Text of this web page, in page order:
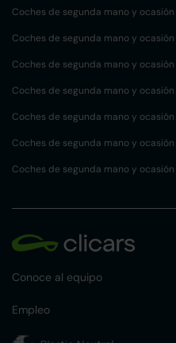
Coches de segunda mano y ocasión
Coches de segunda mano y ocasión
Coches de segunda mano y ocasión
Coches de segunda mano y ocasión
Coches de segunda mano y ocasión
Coches de segunda mano y ocasión
Coches de segunda mano y ocasión
Conoce al equipo
Empleo